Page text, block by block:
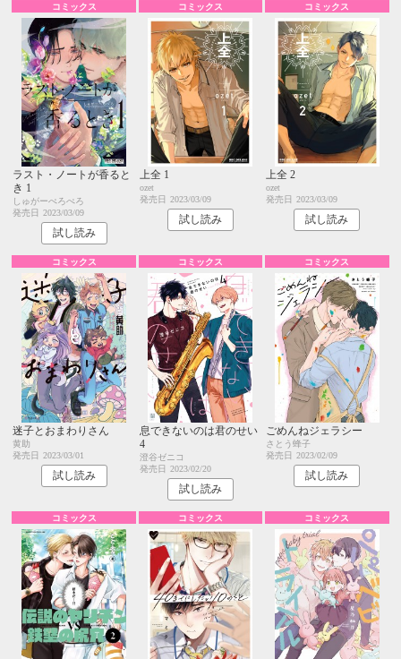
コミックス
ラスト・ノートが香ると
き 1
しゅがーぺろぺろ
発売日 2023/03/09
試し読み
コミックス
上全 1
ozet
発売日 2023/03/09
試し読み
コミックス
上全 2
ozet
発売日 2023/03/09
試し読み
コミックス
迷子とおまわりさん
黄助
発売日
2023/03/01
試し読み
コミックス
息できないのは君のせい
4
澄谷ゼニコ
発売日
2023/02/20
試し読み
コミックス
ごめんねジェラシー
さとう蜂子
発売日
2023/02/09
試し読み
コミックス コミックス コミックス